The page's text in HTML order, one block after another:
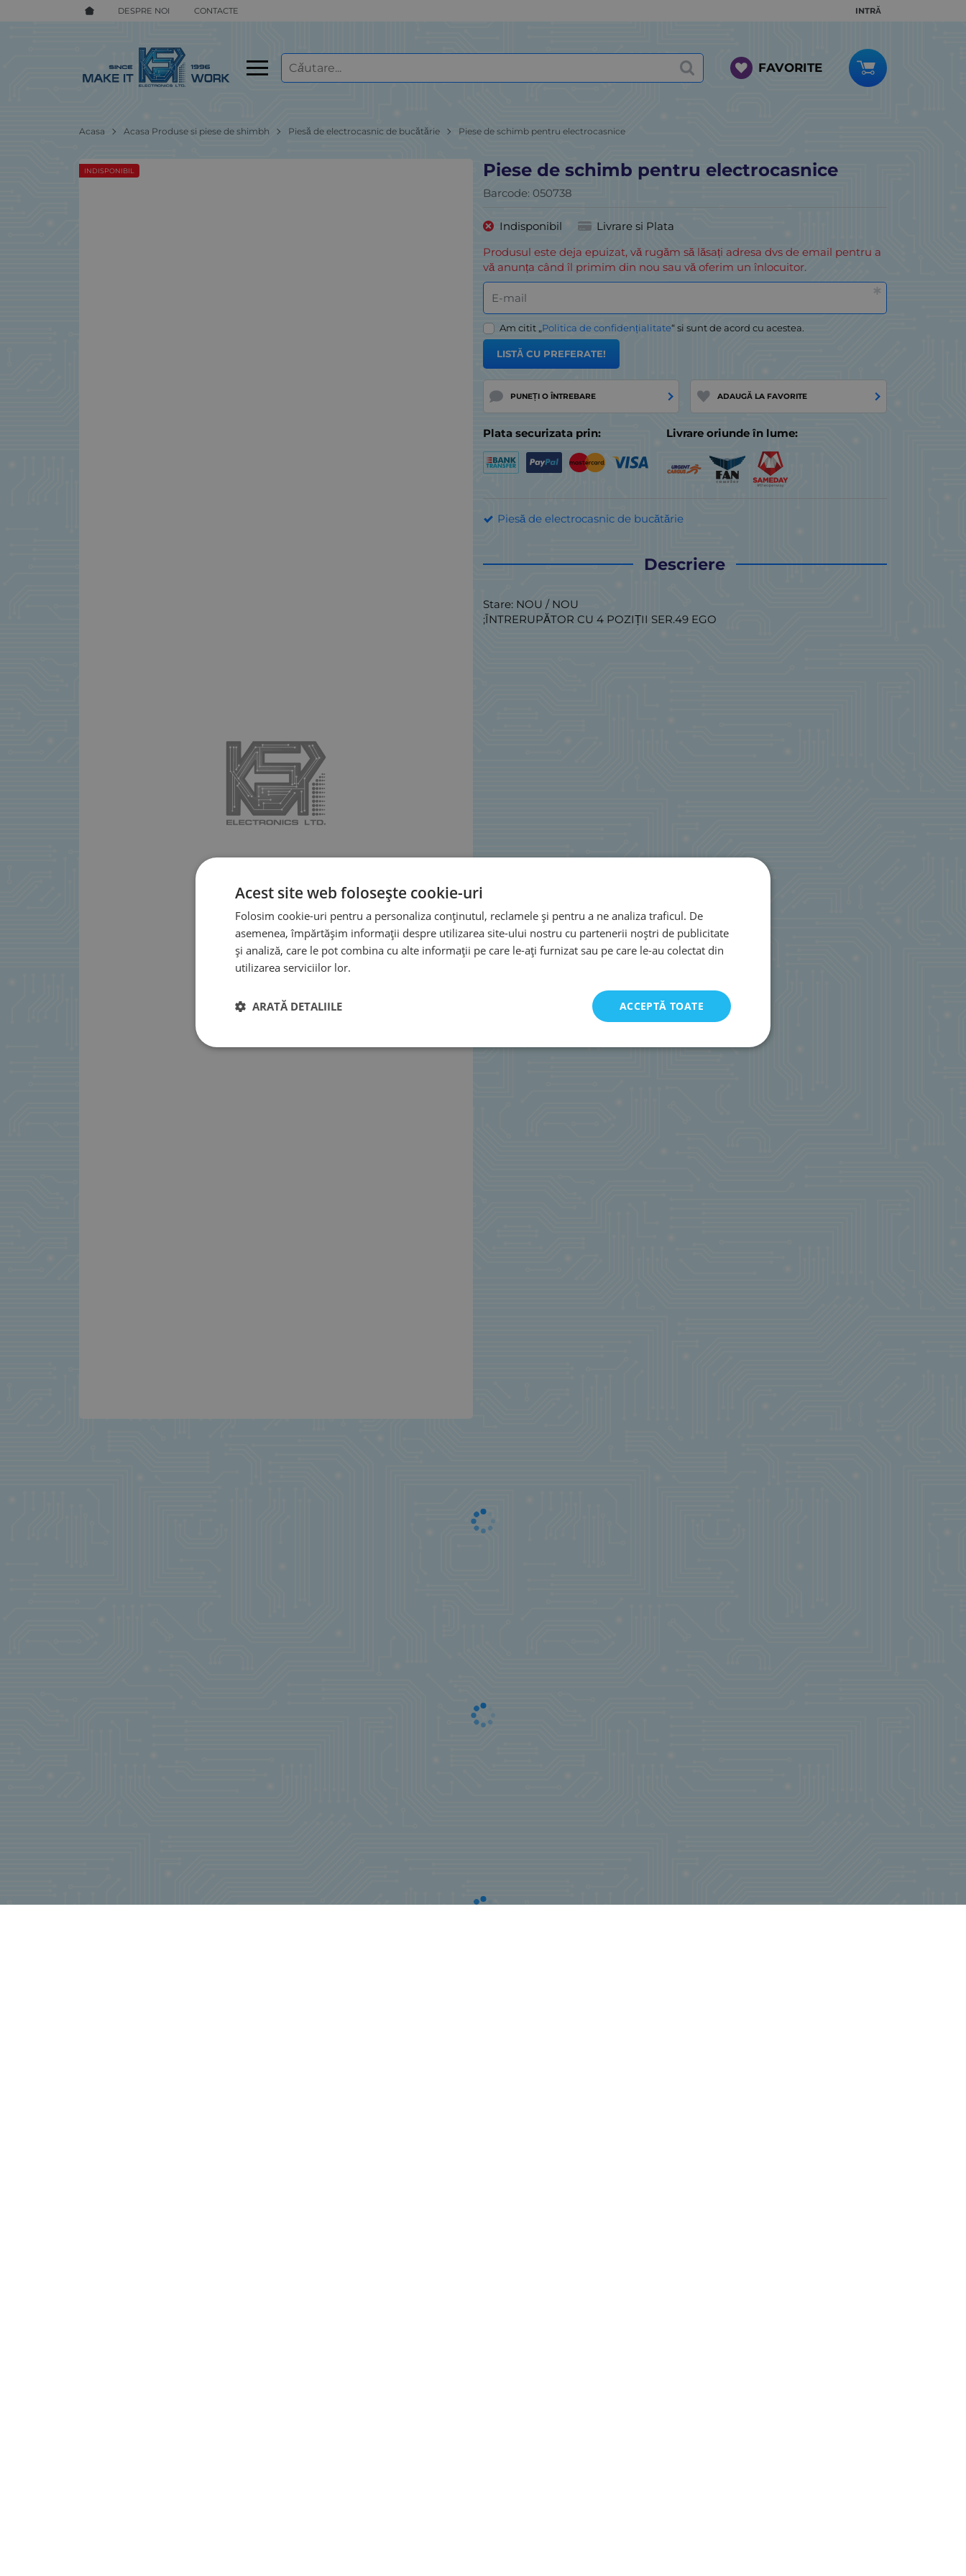
DESPRE NOI CONTACTE INTRĂ
FAVORITE
Acasa Acasa Produse si piese de shimbh Piesă de electrocasnic de bucătărie Piese de schimb pentru electrocasnice
Piese de schimb pentru electrocasnice
Barcode: 050738
INDISPONIBIL
Indisponibil
Livrare si Plata
Produsul este deja epuizat, vă rugăm să lăsați adresa dvs de email pentru a
vă anunța când îl primim din nou sau vă oferim un înlocuitor.
E-mail
Am citit „Politica de confidențialitate“ si sunt de acord cu acestea.
LISTĂ CU PREFERATE!
PUNEȚI O ÎNTREBARE ADAUGĂ LA FAVORITE
Plata securizata prin: Livrare oriunde în lume:
Piesă de electrocasnic de bucătărie
Descriere
Stare: NOU / NOU
;ÎNTRERUPĂTOR CU 4 POZIȚII SER.49 EGO
Acest site web folosește cookie-uri
Folosim cookie-uri pentru a personaliza conținutul, reclamele și pentru a ne analiza traficul. De
asemenea, împărtășim informații despre utilizarea site-ului nostru cu partenerii noștri de publicitate
și analiză, care le pot combina cu alte informații pe care le-ați furnizat sau pe care le-au colectat din
utilizarea serviciilor lor.
ACCEPTĂ TOATE
ARATĂ DETALIILE